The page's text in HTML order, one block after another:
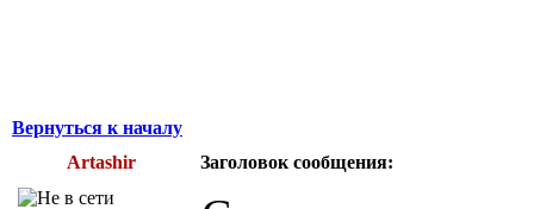
Вернуться к началу
Artashir
Заголовок сообщения: